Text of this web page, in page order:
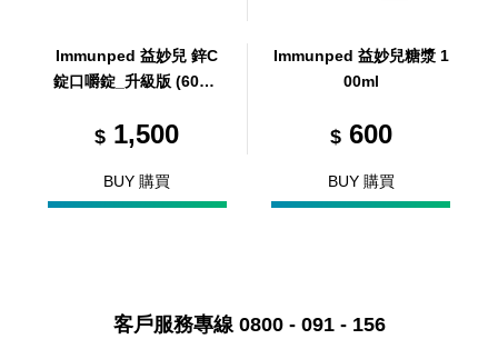
Immunped 益妙兒 鋅C
錠口嚼錠_升級版 (60錠/
$1,500
BUY 購買
Immunped 益妙兒糖漿 1
00ml
$600
BUY 購買
客戶服務專線 0800 - 091 - 156